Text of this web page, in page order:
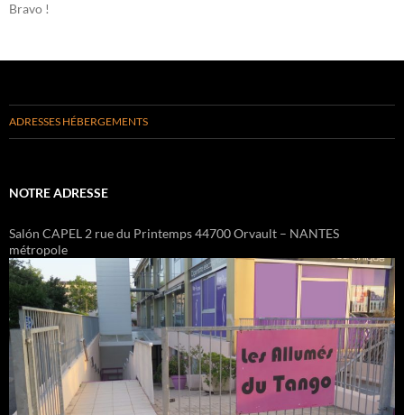
Bravo !
ADRESSES HÉBERGEMENTS
NOTRE ADRESSE
Salón CAPEL 2 rue du Printemps 44700 Orvault – NANTES
métropole